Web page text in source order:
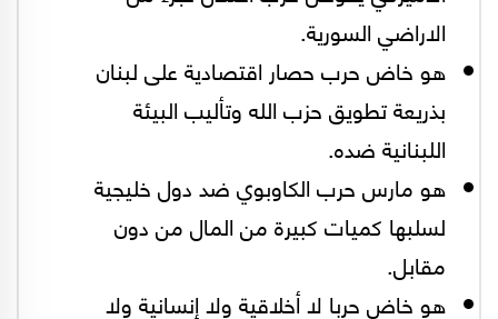
الاراضي السورية.
هو خاض حرب حصار اقتصادية على لبنان
بذريعة تطويق حزب الله وتأليب البيئة
اللبنانية ضده.
هو مارس حرب الكاوبوي ضد دول خليجية
لسلبها كميات كبيرة من المال من دون
مقابل.
هو خاض حربا لا أخلاقية ولا إنسانية ولا